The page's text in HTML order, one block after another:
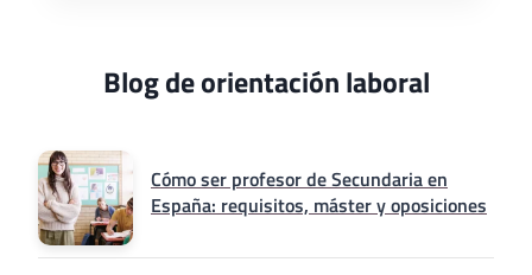
Blog de orientación laboral
Cómo ser profesor de Secundaria en
España: requisitos, máster y oposiciones